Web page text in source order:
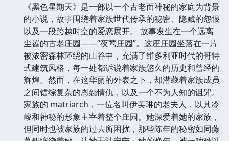
《黑色星期天》是一部以一个古老而神秘的家庭为背景
的小说，故事围绕着家族世代传承的秘密、隐藏的怨恨
以及一段跨越时空的爱恋展开。 故事发生在一个远离
尘嚣的古老庄园——“夜莺庄园”。这座庄园坐落在一片
被浓密森林环绕的山谷中，充满了维多利亚时代的哥特
式建筑风格，每一处都诉说着家族悠久的历史和曾经的
辉煌。然而，在这华丽的外表之下，却潜藏着家族成员
之间错综复杂的恩怨情仇，以及一个不为人知的诅咒。
家族的 matriarch，一位名叫伊芙琳的老夫人，以其冷
峻和神秘的形象主宰着整个庄园。她深爱着她的家族，
但同时也被家族的过去所困扰，那些陈年的秘密如同藤